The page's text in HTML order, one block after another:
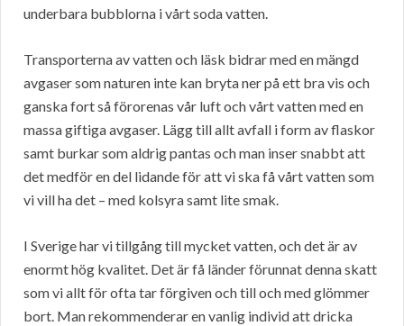
underbara bubblorna i vårt soda vatten.
Transporterna av vatten och läsk bidrar med en mängd
avgaser som naturen inte kan bryta ner på ett bra vis och
ganska fort så förorenas vår luft och vårt vatten med en
massa giftiga avgaser. Lägg till allt avfall i form av flaskor
samt burkar som aldrig pantas och man inser snabbt att
det medför en del lidande för att vi ska få vårt vatten som
vi vill ha det – med kolsyra samt lite smak.
I Sverige har vi tillgång till mycket vatten, och det är av
enormt hög kvalitet. Det är få länder förunnat denna skatt
som vi allt för ofta tar förgiven och till och med glömmer
bort. Man rekommenderar en vanlig individ att dricka